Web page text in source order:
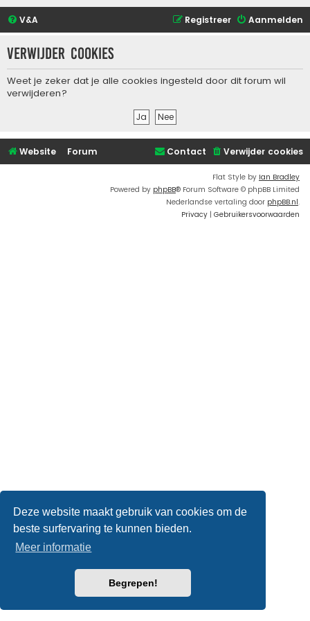
Deze website maakt gebruik van cookies om de
beste surfervaring te kunnen bieden.
Meer informatie
Begrepen!
V&A Aanmelden
Registreer
Verwijder cookies
Weet je zeker dat je alle cookies ingesteld door dit forum wil
verwijderen?
Website Forum Verwijder cookies
Contact
Flat Style by Ian Bradley
Powered by phpBB® Forum Software © phpBB Limited
Nederlandse vertaling door phpBB.nl.
Privacy | Gebruikersvoorwaarden